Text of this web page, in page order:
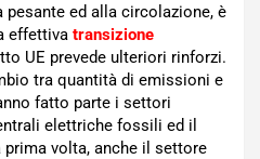
pesante ed alla circolazione, è
effettiva transizione
UE prevede ulteriori rinforzi.
tra quantità di emissioni e
fatto parte i settori
elettriche fossili ed il
prima volta, anche il settore